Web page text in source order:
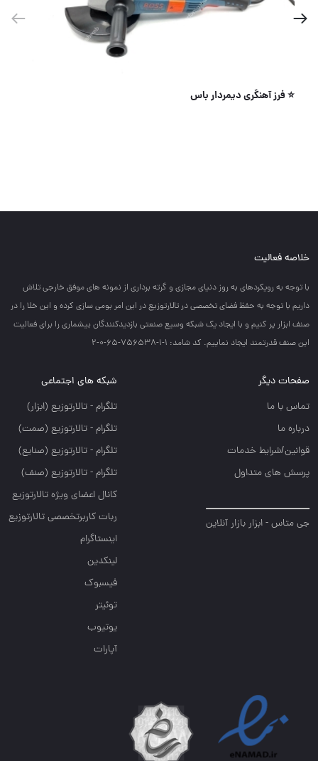
اینورتر صبا
خلاصه فعالیت
با توجه به رويكردهاي به روز دنياي مجازي و گرته برداري از نمونه هاي موفق خارجي تلاش
داريم با توجه به حفظ فضاي تخصصي در تالارتوزيع در اين امر بومي سازي كرده و اين خلا را در
صنف ابزار پر كنيم و با ايجاد يك شبكه وسيع صنعتي بازديدكنندگان بيشماري را براي فعاليت
اين صنف قدرتمند ايجاد نماييم. کد شامد: 1-1-756538-65-0-2
صفحات دیگر
تماس با ما
درباره ما
قوانین/شرایط خدمات
پرسش های متداول
جی متاس - ابزار بازار آنلاین
شبکه های اجتماعی
تلگرام - تالارتوزيع (ابزار)
تلگرام - تالارتوزيع (صمت)
تلگرام - تالارتوزيع (صنايع)
تلگرام - تالارتوزیع (صنف)
کانال اعضای ویژه تالارتوزیع
ربات کاربرتخصصی تالارتوزیع
اینستاگرام
لینکدین
فیسبوک
توئیتر
یوتیوب
آپارات